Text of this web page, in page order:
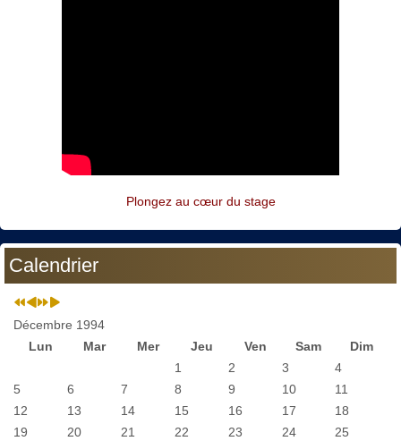
Plongez au cœur du stage
Calendrier
Décembre 1994
Lun
Mar Mer Jeu Ven Sam
Dim
1
2 3
4
5
6 7 8 9 10
11
12
13 14 15 16 17
18
19
20 21 22 23 24
25